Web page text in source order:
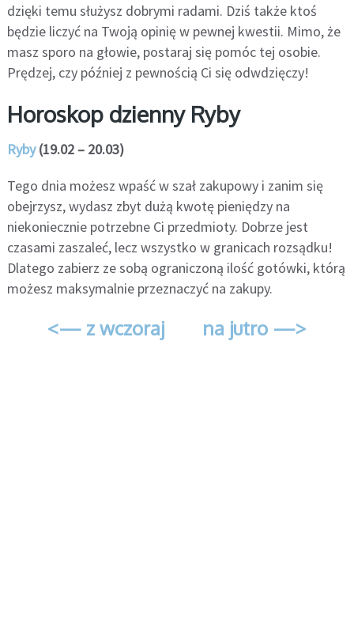
dzięki temu służysz dobrymi radami. Dziś także ktoś
będzie liczyć na Twoją opinię w pewnej kwestii. Mimo, że
masz sporo na głowie, postaraj się pomóc tej osobie.
Prędzej, czy później z pewnością Ci się odwdzięczy!
Horoskop dzienny Ryby
Ryby(19.02 – 20.03)
Tego dnia możesz wpaść w szał zakupowy i zanim się
obejrzysz, wydasz zbyt dużą kwotę pieniędzy na
niekoniecznie potrzebne Ci przedmioty. Dobrze jest
czasami zaszaleć, lecz wszystko w granicach rozsądku!
Dlatego zabierz ze sobą ograniczoną ilość gotówki, którą
możesz maksymalnie przeznaczyć na zakupy.
<— z wczoraj na jutro —>